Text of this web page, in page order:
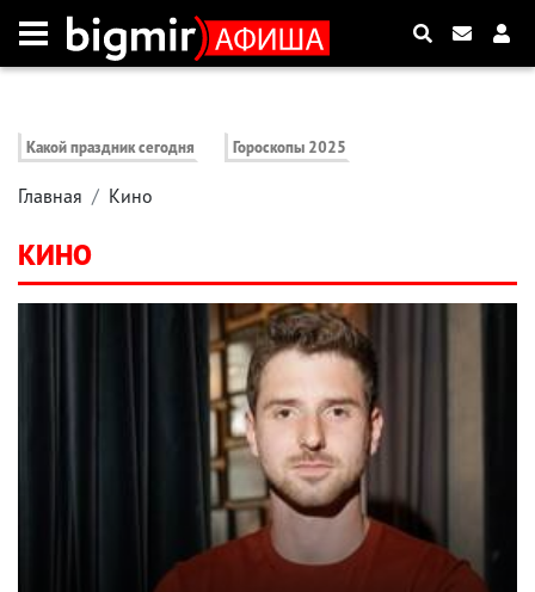
Какой праздник сегодня Гороскопы 2025
Главная Кино
КИНО